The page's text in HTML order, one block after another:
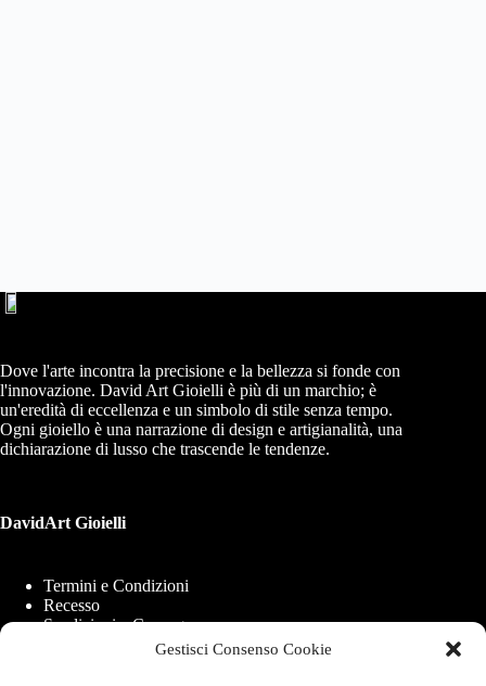
Gestisci Consenso Cookie
Dove l'arte incontra la precisione e la bellezza si fonde con
l'innovazione. David Art Gioielli è più di un marchio; è
un'eredità di eccellenza e un simbolo di stile senza tempo.
Ogni gioiello è una narrazione di design e artigianalità, una
dichiarazione di lusso che trascende le tendenze.
DavidArt Gioielli
Termini e Condizioni
Recesso
Spedizioni e Consegne
Modalità di Pagamento